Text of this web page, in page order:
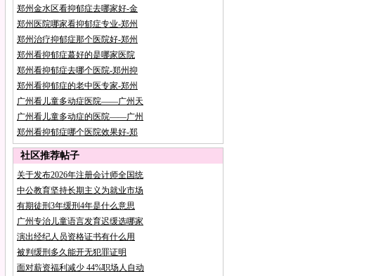
郑州金水区看抑郁症去哪家好-金
郑州医院哪家看抑郁症专业-郑州
郑州治疗抑郁症那个医院好-郑州
郑州看抑郁症蕞好的是哪家医院
郑州看抑郁症去哪个医院-郑州抑
郑州看抑郁症的老中医专家-郑州
广州看儿童多动症医院——广州天
广州看儿童多动症的医院——广州
郑州看抑郁症哪个医院效果好-郑
社区推荐帖子
关于发布2026年注册会计师全国统
中公教育坚持长期主义为就业市场
有期徒刑3年缓刑4年是什么意思
广州专治儿童语言发育迟缓选哪家
演出经纪人员资格证书有什么用
被判缓刑多久能开无犯罪证明
面对薪资福利减少 44%职场人自动